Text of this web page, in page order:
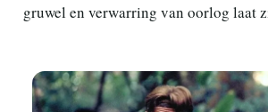
gruwel en verwarring van oorlog laat